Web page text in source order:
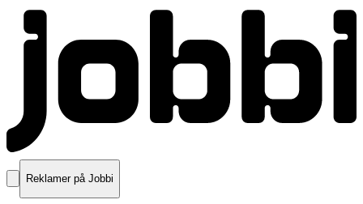
Reklamer på Jobbi